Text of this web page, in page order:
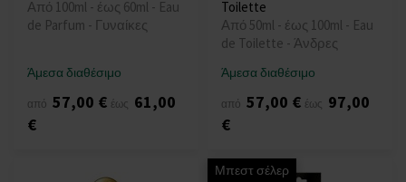
Από 100ml - έως 60ml - Eau
de Parfum - Γυναίκες
Άμεσα διαθέσιμο
από 57,00 € έως 61,00
€
Toilette
Από 50ml - έως 100ml - Eau
de Toilette - Άνδρες
Άμεσα διαθέσιμο
από 57,00 € έως 97,00
€
Μπεστ σέλερ